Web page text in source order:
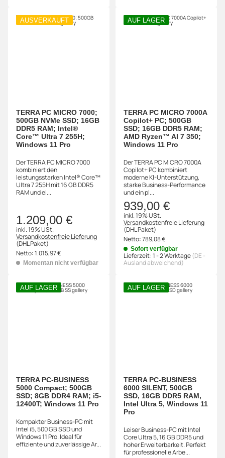
AUSVERKAUFT
TERRA PC MICRO 7000;
500GB NVMe SSD; 16GB
DDR5 RAM; Intel®
Core™ Ultra 7 255H;
Windows 11 Pro
Der TERRA PC MICRO 7000
kombiniert den
leistungsstarken Intel® Core™
Ultra 7 255H mit 16 GB DDR5
RAM und ei...
1.209,00 €
inkl. 19% USt.
Versandkostenfreie Lieferung
(DHL Paket)
Netto:1.015,97 €
Momentan nicht verfügbar
AUF LAGER
TERRA PC MICRO 7000A
Copilot+ PC; 500GB
SSD; 16GB DDR5 RAM;
AMD Ryzen™ AI 7 350;
Windows 11 Pro
Der TERRA PC MICRO 7000A
Copilot+ PC kombiniert
moderne KI-Unterstützung,
starke Business-Performance
und ein pl...
939,00 €
inkl. 19% USt.
Versandkostenfreie Lieferung
(DHL Paket)
Netto:789,08 €
Sofort verfügbar
Lieferzeit:1 - 2 Werktage(DE -
Ausland abweichend)
AUF LAGER
TERRA PC-BUSINESS
5000 Compact; 500GB
SSD; 8GB DDR4 RAM; i5-
12400T; Windows 11 Pro
Kompakter Business-PC mit
Intel i5, 500 GB SSD und
Windows 11 Pro. Ideal für
effiziente und zuverlässige Ar...
AUF LAGER
TERRA PC-BUSINESS
6000 SILENT, 500GB
SSD, 16GB DDR5 RAM,
Intel Ultra 5, Windows 11
Pro
Leiser Business-PC mit Intel
Core Ultra 5, 16 GB DDR5 und
hoher Erweiterbarkeit. Perfekt
für professionelle Arbe...